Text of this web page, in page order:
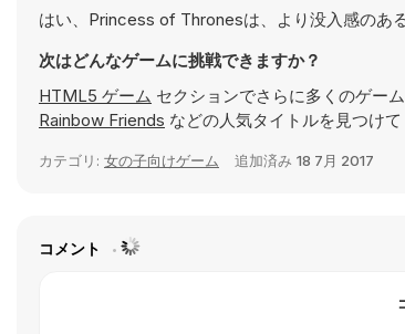
はい、Princess of Thronesは、より没入感のあ
次はどんなゲームに挑戦できますか？
HTML5 ゲーム セクションでさらに多くのゲーム
Rainbow Friends などの人気タイトルを見つけ
カテゴリ: 女の子向けゲーム 追加済み 18 7月 2017
コメント